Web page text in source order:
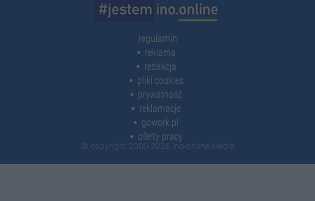
regulamin
reklama
redakcja
pliki cookies
prywatność
reklamacje
gowork.pl
oferty pracy
© copyright 2000-2026 Ino-online Media